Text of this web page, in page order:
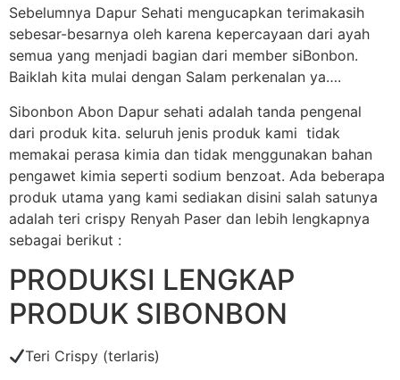
Sebelumnya Dapur Sehati mengucapkan terimakasih
sebesar-besarnya oleh karena kepercayaan dari ayah
semua yang menjadi bagian dari member siBonbon.
Baiklah kita mulai dengan Salam perkenalan ya….
Sibonbon Abon Dapur sehati adalah tanda pengenal
dari produk kita. seluruh jenis produk kami tidak
memakai perasa kimia dan tidak menggunakan bahan
pengawet kimia seperti sodium benzoat. Ada beberapa
produk utama yang kami sediakan disini salah satunya
adalah teri crispy Renyah Paser dan lebih lengkapnya
sebagai berikut :
PRODUKSI LENGKAP
PRODUK SIBONBON
Teri Crispy (terlaris)